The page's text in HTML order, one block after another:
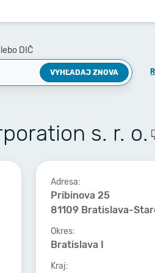
DIČ
VYHĽADAJ ZNOVA
s. r. o.
Adresa:
Pribinova 25
81109 Bratislava-
Okres:
Bratislava I
Kraj: